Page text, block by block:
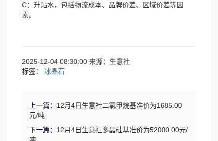
C：升贴水，包括物流成本、品牌价差、区域价差等因
素。
2025-12-04 08:30:00 来源：生意社
标签： 冰晶石
上一篇： 12月4日生意社二氯甲烷基准价为1685.00
元/吨
下一篇： 12月4日生意社多晶硅基准价为52000.00元/
吨